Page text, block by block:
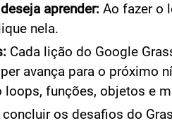
aprender: Ao fazer o
nela.
Cada lição do Google
avança para o próximo
loops, funções, objetos e
concluir os desafios do